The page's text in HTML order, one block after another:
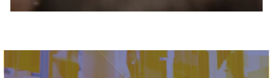
Immagine